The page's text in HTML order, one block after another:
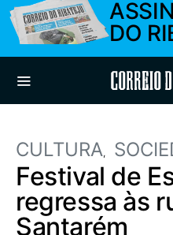
DO
Correio
CULTURA
Festival de
regressa às
Santarém